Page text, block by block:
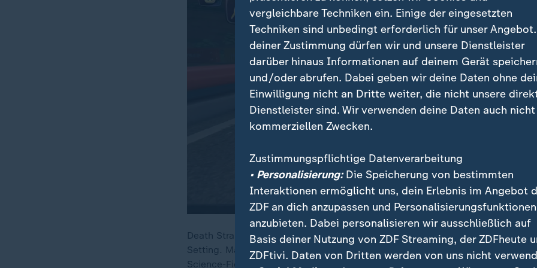
Es ist ein Fehler aufgetreten. Versuche es später noch
Errorcode:1
Death Stranding 2: On the Beach - ein interaktiver Kinofilm in dystopischem
Setting. Mario Kart Worl - ein buntes chaotisches Rennspiel. Dune:
Science-Fiction-Spiel.
vergleichbare Techniken ein. Einige der eingesetzten
Techniken sind unbedingt erforderlich für unser
deiner Zustimmung dürfen wir und unsere Dienstleister
darüber hinaus Informationen auf deinem Gerät
und/oder abrufen. Dabei geben wir deine Daten ohne
Einwilligung nicht an Dritte weiter, die nicht unsere
Dienstleister sind. Wir verwenden deine Daten auch nicht
kommerziellen Zwecken.
Zustimmungspflichtige Datenverarbeitung
• Personalisierung:Die Speicherung von bestimmten
Interaktionen ermöglicht uns, dein Erlebnis im Angebot
ZDF an dich anzupassen und Personalisierungsfunktionen
anzubieten. Dabei personalisieren wir ausschließlich auf
Basis deiner Nutzung von ZDF Streaming, der ZDFheute
ZDFtivi. Daten von Dritten werden von uns nicht